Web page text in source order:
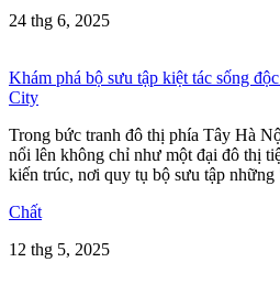
24 thg 6, 2025
Khám phá bộ sưu tập kiệt tác sống
City
Trong bức tranh đô thị phía Tây Hà
nổi lên không chỉ như một đại đô thị
kiến trúc, nơi quy tụ bộ sưu tập
Chất
12 thg 5, 2025